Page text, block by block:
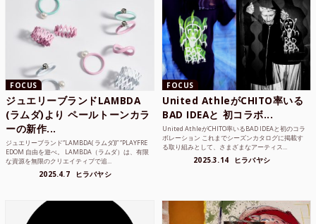
FOCUS
ジュエリーブランドLAMBDA
(ラムダ)より ペールトーンカラ
ーの新作...
ジュエリーブランド“LAMBDA( ラムダ))” “PLAYFRE
EDOM 自由を遊べ。 LAMBDA（ラムダ）は、有限
な資源を無限のクリエイティブで追...
2025.4.7 ヒラバヤシ
FOCUS
United AthleがCHITO率いる
BAD IDEAと 初コラボ...
United AthleがCHITO率いるBAD IDEAと初のコラ
ボレーション これまでシーズンカタログに掲載す
る取り組みとして、さまざまなアーティス...
2025.3.14 ヒラバヤシ